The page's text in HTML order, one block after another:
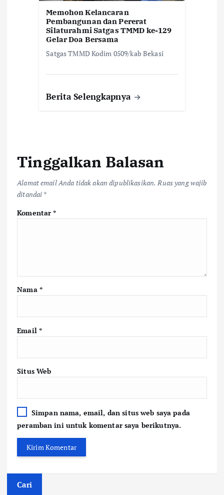
Memohon Kelancaran
Pembangunan dan Pererat
Silaturahmi Satgas TMMD ke-129
Gelar Doa Bersama
Satgas TMMD Kodim 0509/kab Bekasi
Berita Selengkapnya
Tinggalkan Balasan
Alamat email Anda tidak akan dipublikasikan. Ruas yang wajib
ditandai *
Komentar*
Nama *
Email *
Situs Web
Simpan nama, email, dan situs web saya pada
peramban ini untuk komentar saya berikutnya.
Cari